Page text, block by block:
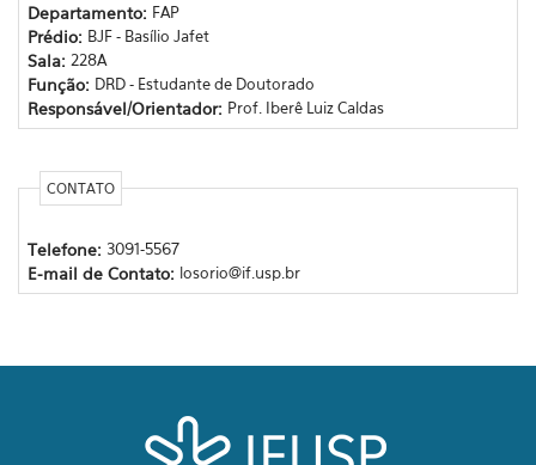
Departamento: FAP
Prédio: BJF - Basílio Jafet
Sala: 228A
Função: DRD - Estudante de Doutorado
Responsável/Orientador: Prof. Iberê Luiz Caldas
CONTATO
Telefone: 3091-5567
E-mail de Contato: losorio@if.usp.br